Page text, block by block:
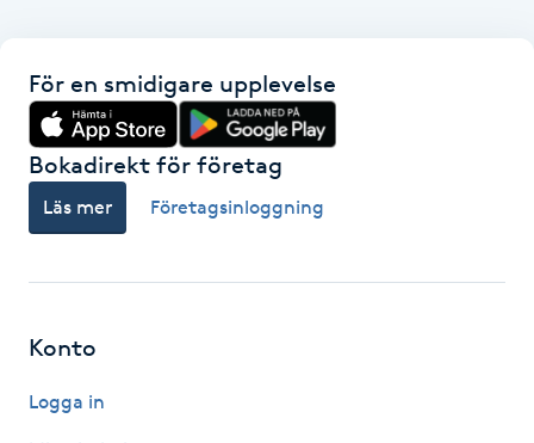
Kemisk peeling
Keratinbehandling
Kiropraktik
För en smidigare upplevelse
Bokadirekt för företag
Läs mer Företagsinloggning
Konto
Logga in